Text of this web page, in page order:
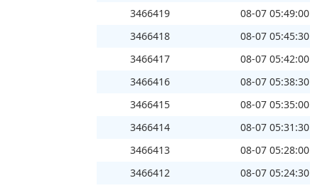
3466419
08-07 05:49:00
3466418
08-07 05:45:30
3466417
08-07 05:42:00
3466416
08-07 05:38:30
3466415
08-07 05:35:00
3466414
08-07 05:31:30
3466413
08-07 05:28:00
3466412
08-07 05:24:30